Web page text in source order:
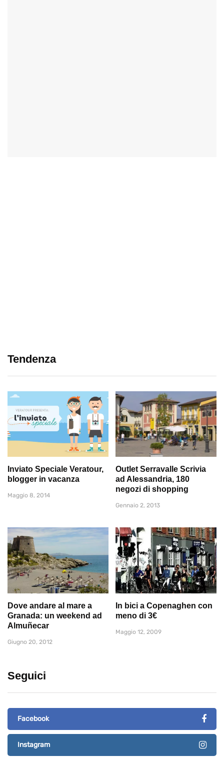
Tendenza
Inviato Speciale Veratour,
blogger in vacanza
Maggio 8, 2014
Outlet Serravalle Scrivia
ad Alessandria, 180
negozi di shopping
Gennaio 2, 2013
Dove andare al mare a
Granada: un weekend ad
Almuñecar
Giugno 20, 2012
In bici a Copenaghen con
meno di 3€
Maggio 12, 2009
Seguici
Facebook
Instagram